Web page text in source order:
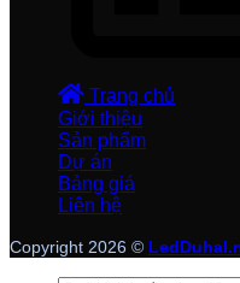
Trang chủ
Giới thiệu
Sản phẩm
Dự án
Bảng giá
Liên hệ
Copyright 2026 ©